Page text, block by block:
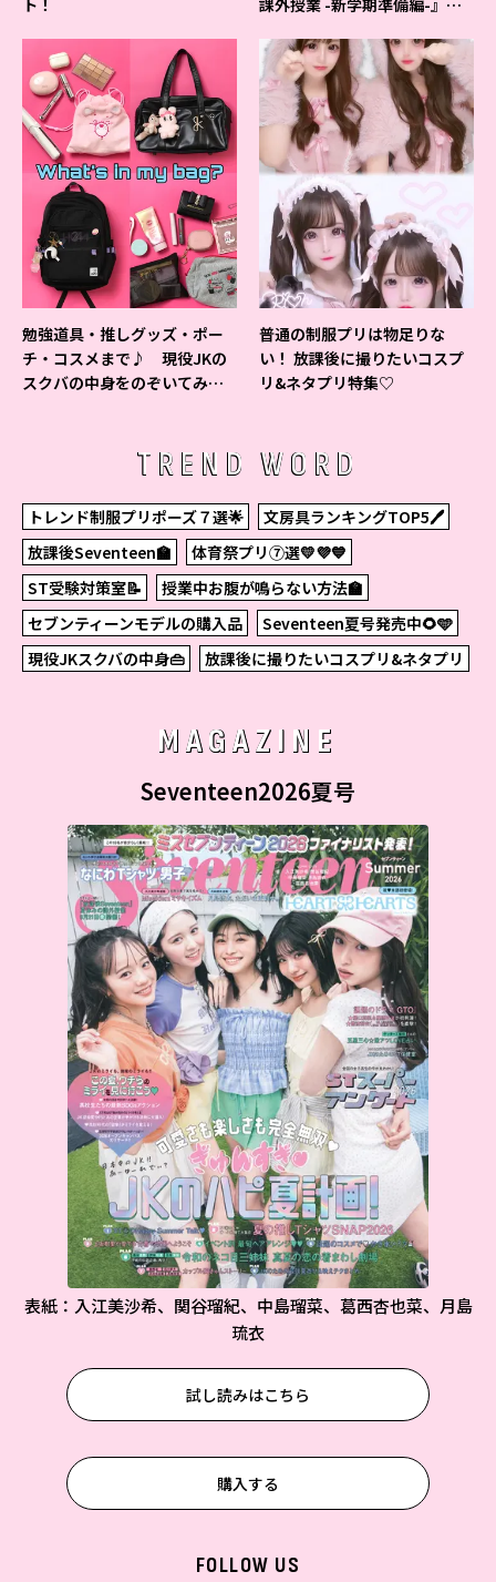
ト！
課外授業 -新学期準備編-』イ
勉強道具・推しグッズ・ポー
チ・コスメまで♪ 現役JKの
スクバの中身をのぞいてみ
普通の制服プリは物足りな
い！ 放課後に撮りたいコスプ
リ&ネタプリ特集♡
TREND WORD
トレンド制服プリポーズ７選🌟
文房具ランキングTOP5🖊
放課後Seventeen🏫
体育祭プリ⑦選💛💜💙
ST受験対策室📝
授業中お腹が鳴らない方法🏫
セブンティーンモデルの購入品
Seventeen夏号発売中🌻🩵
現役JKスクバの中身👜
放課後に撮りたいコスプリ&ネタプリ
MAGAZINE
Seventeen2026夏号
表紙：入江美沙希、関谷瑠紀、中島瑠菜、葛西杏也菜、月島
琉衣
試し読みはこちら
購入する
FOLLOW US